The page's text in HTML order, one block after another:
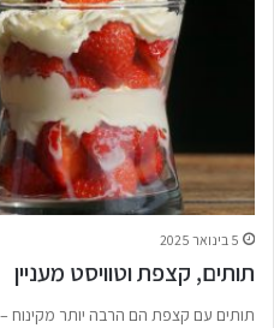
5 בינואר 2025
תותים, קצפת וטוויסט מעניין
תותים עם קצפת הם הרבה יותר מקינוח